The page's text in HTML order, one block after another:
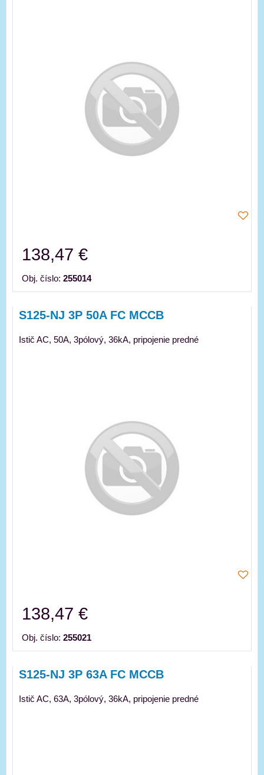
138,47 €
Obj. číslo: 255014
S125-NJ 3P 50A FC MCCB
Istič AC, 50A, 3pólový, 36kA, pripojenie predné
138,47 €
Obj. číslo: 255021
S125-NJ 3P 63A FC MCCB
Istič AC, 63A, 3pólový, 36kA, pripojenie predné